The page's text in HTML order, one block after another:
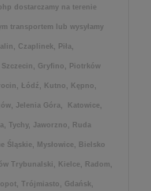
dostarczamy na terenie
transportem lub wysyłamy
Czaplinek, Piła,
Gryfino, Piotrków
Łódź, Kutno, Kępno,
Jelenia Góra, Katowice,
Tychy, Jaworzno, Ruda
Śląskie, Mysłowice, Bielsko
Trybunalski, Kielce, Radom,
Trójmiasto, Gdańsk,